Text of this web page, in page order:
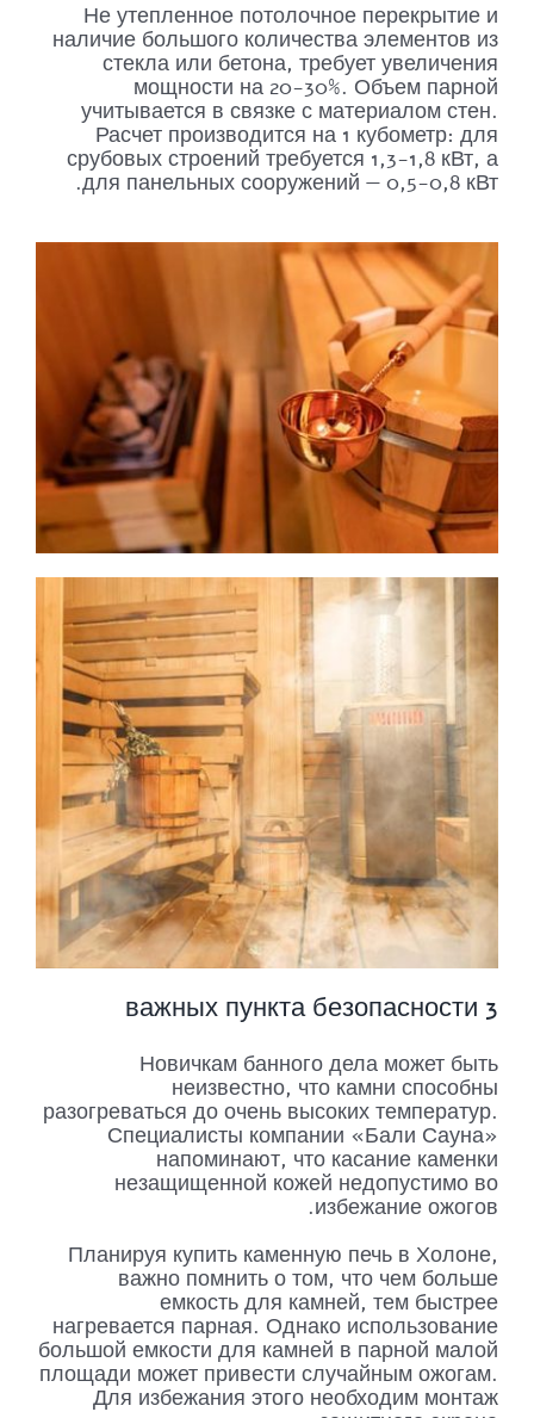
Не утепленное потолочное перекрытие и
наличие большого количества элементов из
стекла или бетона, требует увеличения
мощности на 20-30%. Объем парной
учитывается в связке с материалом стен.
Расчет производится на 1 кубометр: для
срубовых строений требуется 1,3-1,8 кВт, а
для панельных сооружений — 0,5-0,8 кВт.
3 важных пункта безопасности
Новичкам банного дела может быть
неизвестно, что камни способны
разогреваться до очень высоких температур.
Специалисты компании «Бали Сауна»
напоминают, что касание каменки
незащищенной кожей недопустимо во
избежание ожогов.
Планируя купить каменную печь в Холоне,
важно помнить о том, что чем больше
емкость для камней, тем быстрее
нагревается парная. Однако использование
большой емкости для камней в парной малой
площади может привести случайным ожогам.
Для избежания этого необходим монтаж